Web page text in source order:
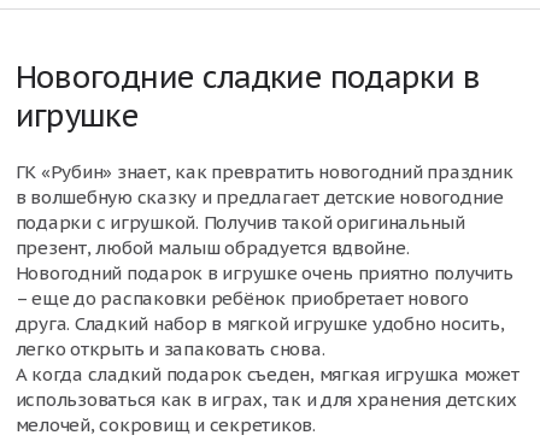
Новогодние сладкие подарки в
игрушке
ГК «Рубин» знает, как превратить новогодний праздник
в волшебную сказку и предлагает детские новогодние
подарки с игрушкой. Получив такой оригинальный
презент, любой малыш обрадуется вдвойне.
Новогодний подарок в игрушке очень приятно получить
– еще до распаковки ребёнок приобретает нового
друга. Сладкий набор в мягкой игрушке удобно носить,
легко открыть и запаковать снова.
А когда сладкий подарок съеден, мягкая игрушка может
использоваться как в играх, так и для хранения детских
мелочей, сокровищ и секретиков.